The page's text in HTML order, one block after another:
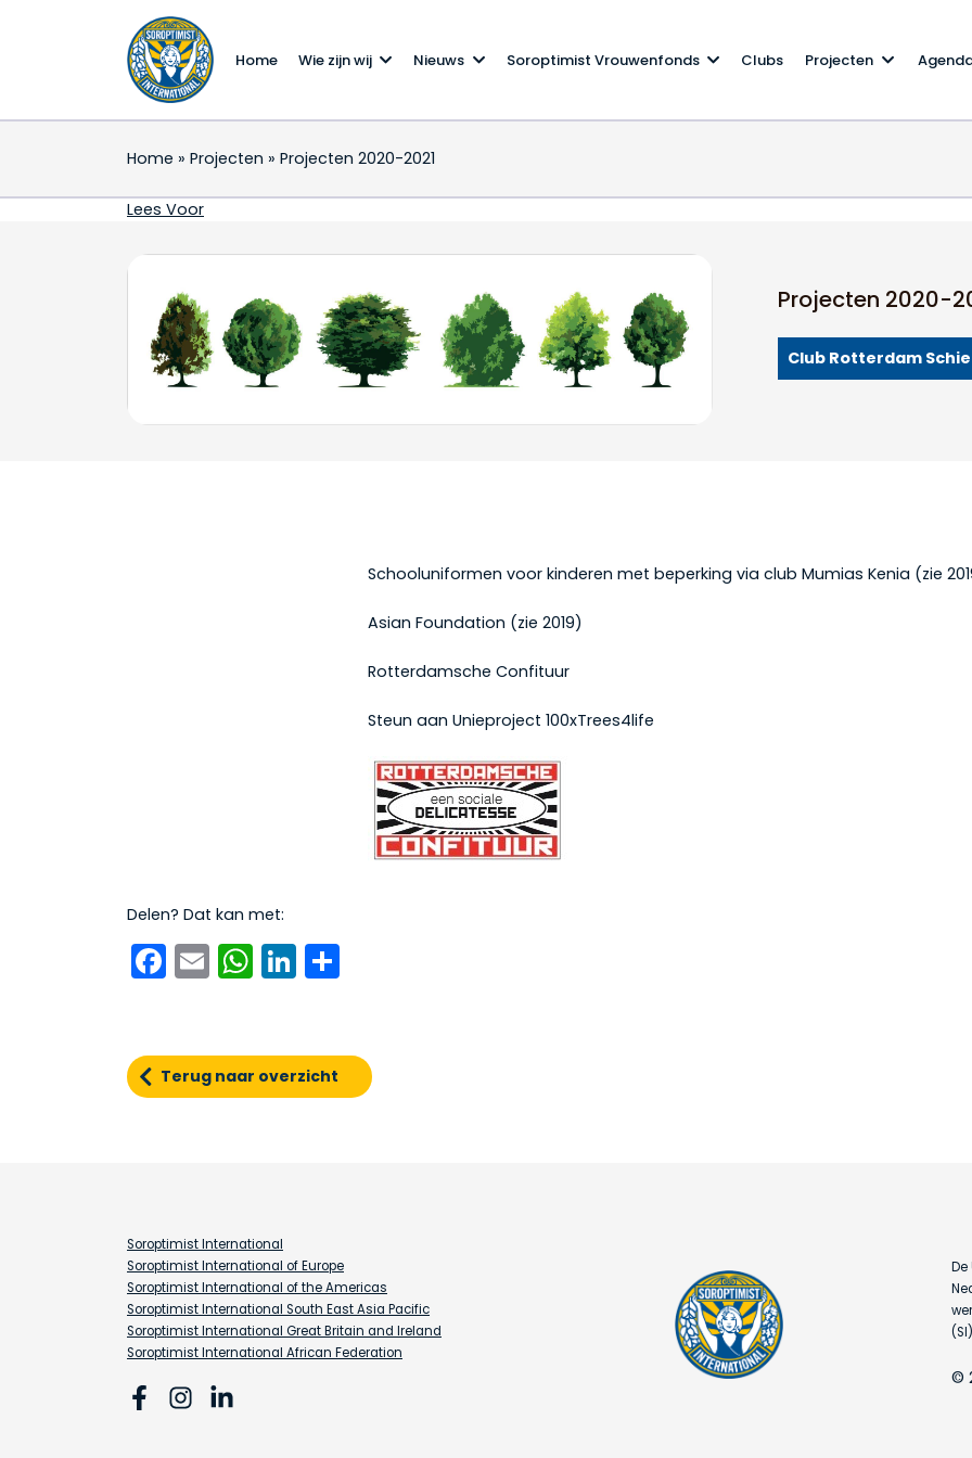
Home Wie zijn wij Nieuws Soroptimist Vrouwenfonds Clubs Projecten
Home » Projecten » Projecten 2020-2021
Projecten 2020-2021
Lees Voor
Projecten 2020-
Club Rotterdam
Schooluniformen voor kinderen met beperking via club Mumias Kenia (zie
Asian Foundation (zie 2019)
Rotterdamsche Confituur
Steun aan Unieproject 100xTrees4life
Delen? Dat kan met:
Facebook
EmailWhatsApp
LinkedIn
Terug naar overzicht
Soroptimist International
Soroptimist International of Europe
Soroptimist International of the Americas
Soroptimist International South East Asia Pacific
Soroptimist International Great Britain and Ireland
Soroptimist International African Federation
©